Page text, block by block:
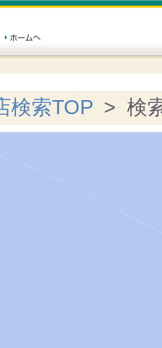
検索TOP > 検